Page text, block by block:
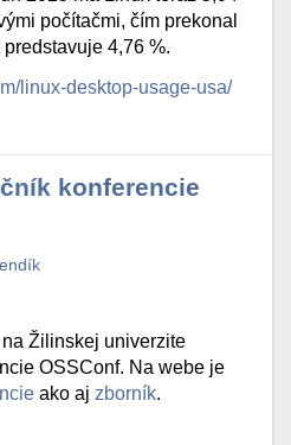
počítačmi, čím prekonal
predstavuje 4,76 %.
linux-desktop-usage-usa/
konferencie
Žilinskej univerzite
OSSConf. Na webe je
ako aj zborník.